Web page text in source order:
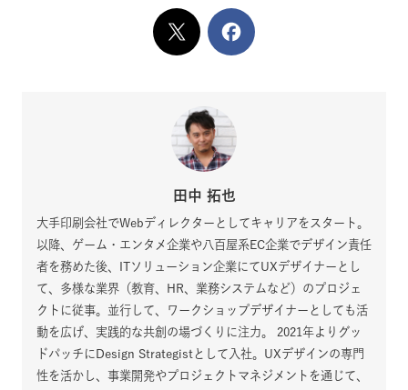
XでシェアFacebook
田中 拓也
大手印刷会社でWebディレクターとしてキャリアをスタート。
以降、ゲーム・エンタメ企業や八百屋系EC企業でデザイン責任
者を務めた後、ITソリューション企業にてUXデザイナーとし
て、多様な業界（教育、HR、業務システムなど）のプロジェ
クトに従事。並行して、ワークショップデザイナーとしても活
動を広げ、実践的な共創の場づくりに注力。 2021年よりグッ
ドパッチにDesign Strategistとして入社。UXデザインの専門
性を活かし、事業開発やプロジェクトマネジメントを通じて、